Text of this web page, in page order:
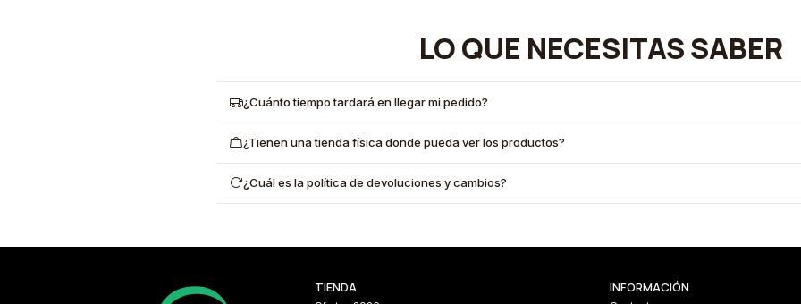
LO QUE NECESITAS SABER
¿Cuánto tiempo tardará en llegar mi pedido?
¿Tienen una tienda física donde pueda ver los productos?
¿Cuál es la política de devoluciones y cambios?
TIENDA INFORMACIÓN